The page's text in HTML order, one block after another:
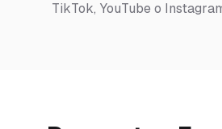
TikTok, YouTube o